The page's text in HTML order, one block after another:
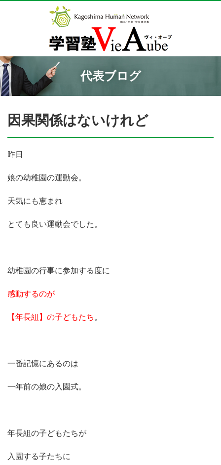
代表ブログ
因果関係はないけれど
昨日
娘の幼稚園の運動会。
天気にも恵まれ
とても良い運動会でした。
幼稚園の行事に参加する度に
感動するのが
【年長組】の子どもたち。
一番記憶にあるのは
一年前の娘の入園式。
年長組の子どもたちが
入園する子たちに